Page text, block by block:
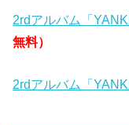
2rdアルバム「
無料）
2rdアルバム「